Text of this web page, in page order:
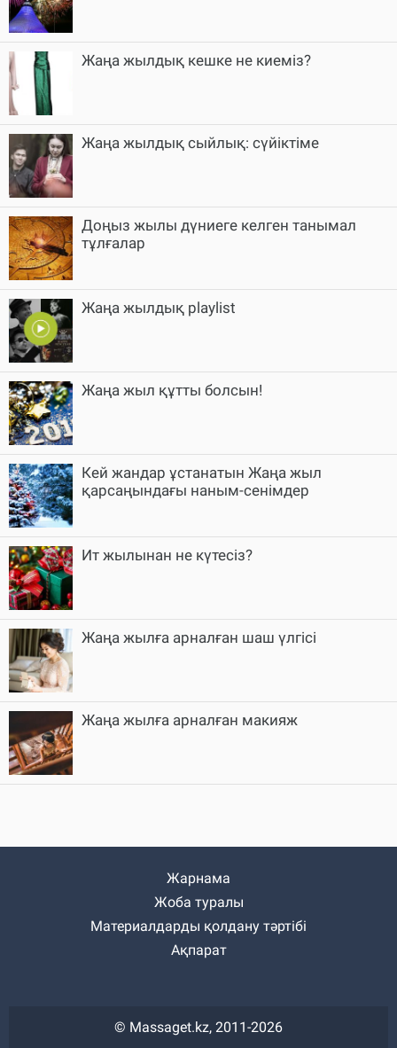
Жаңа жылдық кешке не киеміз?
Жаңа жылдық сыйлық: сүйіктіме
Доңыз жылы дүниеге келген танымал
тұлғалар
Жаңа жылдық playlist
Жаңа жыл құтты болсын!
Кей жандар ұстанатын Жаңа жыл
қарсаңындағы наным-сенімдер
Ит жылынан не күтесіз?
Жаңа жылға арналған шаш үлгісі
Жаңа жылға арналған макияж
Жарнама
Жоба туралы
Материалдарды қолдану тәртібі
Ақпарат
© Massaget.kz, 2011-2026